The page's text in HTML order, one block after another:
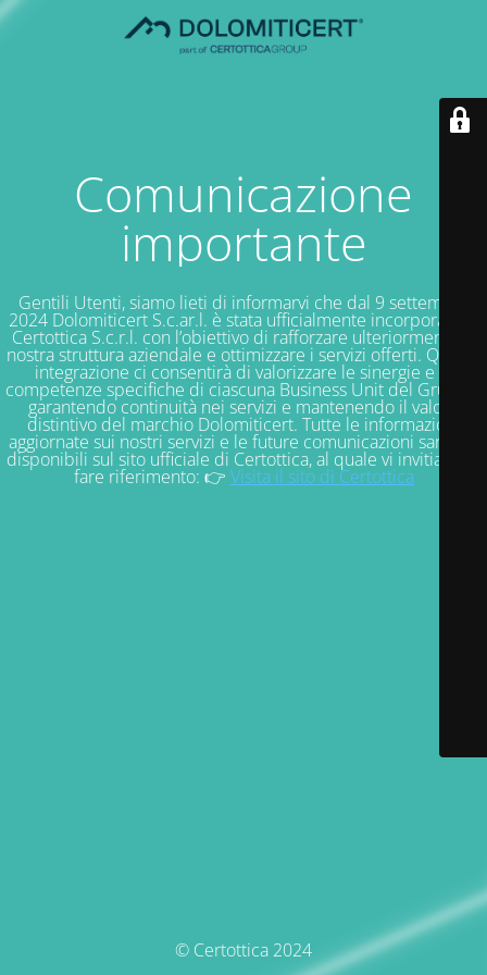
Comunicazione
importante
Gentili Utenti, siamo lieti di informarvi che dal 9 settembre
2024 Dolomiticert S.c.ar.l. è stata ufficialmente incorporata in
Certottica S.c.r.l. con l’obiettivo di rafforzare ulteriormente la
nostra struttura aziendale e ottimizzare i servizi offerti. Questa
integrazione ci consentirà di valorizzare le sinergie e le
competenze specifiche di ciascuna Business Unit del Gruppo,
garantendo continuità nei servizi e mantenendo il valore
distintivo del marchio Dolomiticert. Tutte le informazioni
aggiornate sui nostri servizi e le future comunicazioni saranno
disponibili sul sito ufficiale di Certottica, al quale vi invitiamo a
fare riferimento: 👉 Visita il sito di Certottica
© Certottica 2024